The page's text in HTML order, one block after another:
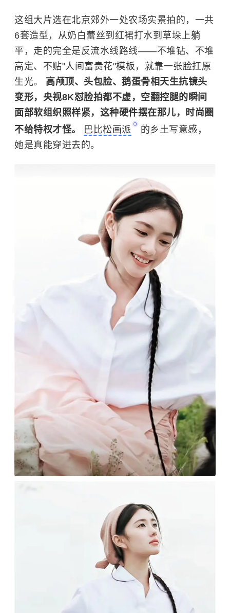
这组大片选在北京郊外一处农场实景拍的，一共
6套造型，从奶白蕾丝到红裙打水到草垛上躺
平，走的完全是反流水线路线——不堆钻、不堆
高定、不贴"人间富贵花"模板，就靠一张脸扛原
生光。 高颅顶、头包脸、鹅蛋骨相天生抗镜头
变形，央视8K怼脸拍都不虚，空翻控腿的瞬间
面部软组织照样紧，这种硬件摆在那儿，时尚圈
不给特权才怪。 巴比松画派
的乡土写意感，
她是真能穿进去的。